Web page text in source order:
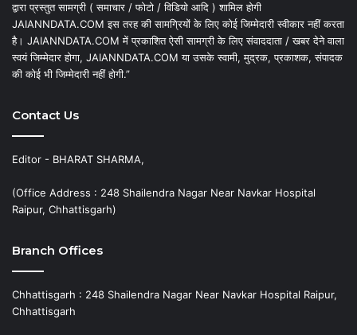
द्वारा प्रस्तुत सामग्री ( समाचार / फोटो / विडियो आदि ) शामिल होगी
JAIANNDATA.COM इस तरह की सामग्रियों के लिए कोई जिम्मेदारी स्वीकार नहीं करता
है। JAIANNDATA.COM में प्रकाशित ऐसी सामग्री के लिए संवाददाता / खबर देने वाला
स्वयं जिम्मेदार होगा, JAIANNDATA.COM या उसके स्वामी, मुद्रक, प्रकाशक, संपादक
की कोई भी जिम्मेदारी नहीं होगी.”
Contact Us
Editor - BHARAT SHARMA,
(Office Address : 248 Shailendra Nagar Near Navkar Hospital
Raipur, Chhattisgarh)
Branch Offices
Chhattisgarh : 248 Shailendra Nagar Near Navkar Hospital Raipur,
Chhattisgarh